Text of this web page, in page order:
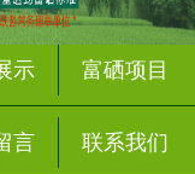
锗铬锌项目
加盟合作
新闻中心
示 富硒项目
言 联系我们